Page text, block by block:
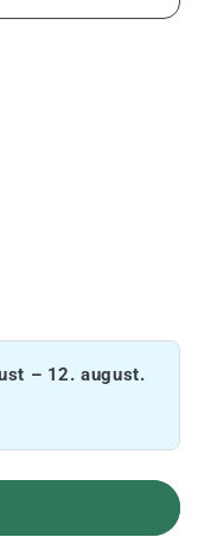
– 12. august.